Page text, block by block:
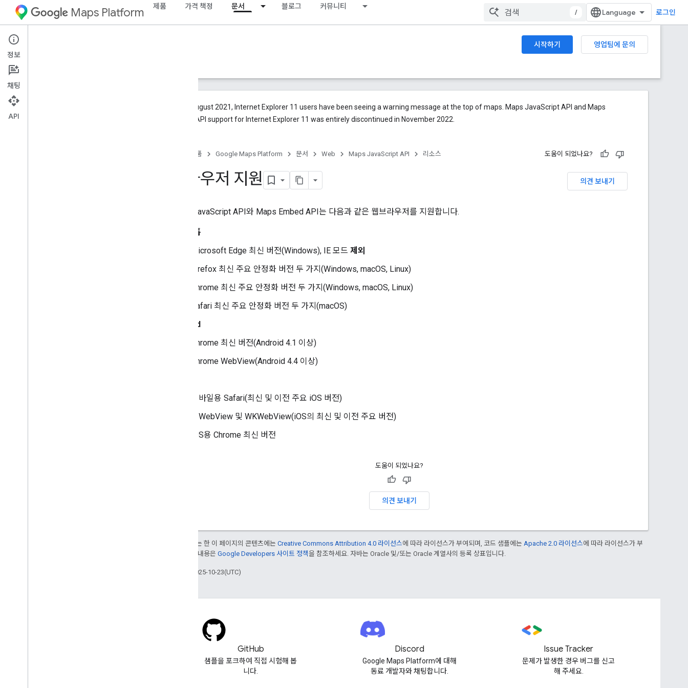
Maps Platform 제품 가격 책정 문서 블로그 커뮤니티
/ 로그인
Web 시작하기
영업팀에 문의
가이드
Since August 2021, Internet Explorer 11 users have been seeing a warning message at the top of maps. Maps JavaScript API and Maps
Embed API support for Internet Explorer 11 was entirely discontinued in November 2022.
제품 Google Maps Platform 문서 Web Maps JavaScript API 리소스 도움이 되었나요?
의견 보내기
브라우저 지원
Maps JavaScript API와 Maps Embed API는 다음과 같은 웹브라우저를 지원합니다.
데스크톱
Microsoft Edge 최신 버전(Windows), IE 모드 제외
Firefox 최신 주요 안정화 버전 두 가지(Windows, macOS, Linux)
Chrome 최신 주요 안정화 버전 두 가지(Windows, macOS, Linux)
Safari 최신 주요 안정화 버전 두 가지(macOS)
Android
Chrome 최신 버전(Android 4.1 이상)
Chrome WebView(Android 4.4 이상)
모바일용 Safari(최신 및 이전 주요 iOS 버전)
UIWebView 및 WKWebView(iOS의 최신 및 이전 주요 버전)
iOS용 Chrome 최신 버전
도움이 되었나요?
의견 보내기
달리 명시되지 않는 한 이 페이지의 콘텐츠에는 Creative Commons Attribution 4.0 라이선스에 따라 라이선스가 부여되며, 코드 샘플에는 Apache 2.0 라이선스에 따라 라이선스가 부
여됩니다. 자세한 내용은 Google Developers 사이트 정책을 참조하세요. 자바는 Oracle 및/또는 Oracle 계열사의 등록 상표입니다.
최종 업데이트: 2025-10-23(UTC)
GitHub
샘플을 포크하여 직접 시험해 봅
니다.
Discord
Google Maps Platform에 대해
동료 개발자와 채팅합니다.
Issue Tracker
문제가 발생한 경우 버그를 신고
해 주세요.
정보
채팅
API